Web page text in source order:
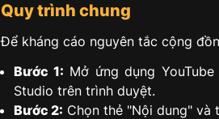
Quy trình chung
Để kháng cáo nguyên tắc cộng
Bước 1: Mở ứng dụng
Studio trên trình duyệt.
Bước 2: Chọn thẻ "Nội dung" và